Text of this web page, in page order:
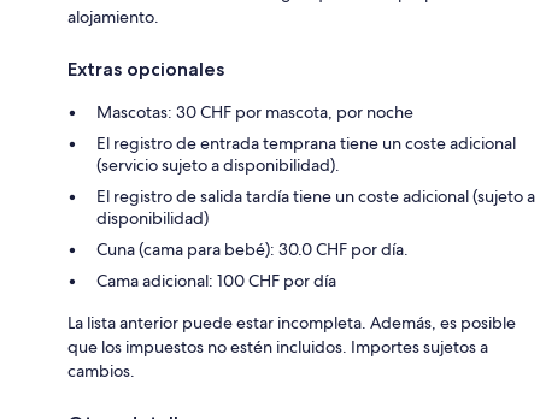
alojamiento.
Extras opcionales
Mascotas: 30 CHF por mascota, por noche
El registro de entrada temprana tiene un coste adicional
(servicio sujeto a disponibilidad).
El registro de salida tardía tiene un coste adicional (sujeto a
disponibilidad)
Cuna (cama para bebé): 30.0 CHF por día.
Cama adicional: 100 CHF por día
La lista anterior puede estar incompleta. Además, es posible
que los impuestos no estén incluidos. Importes sujetos a
cambios.